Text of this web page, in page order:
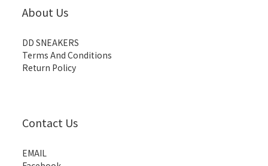
About Us
DD SNEAKERS
Terms And Conditions
Return Policy
Contact Us
EMAIL